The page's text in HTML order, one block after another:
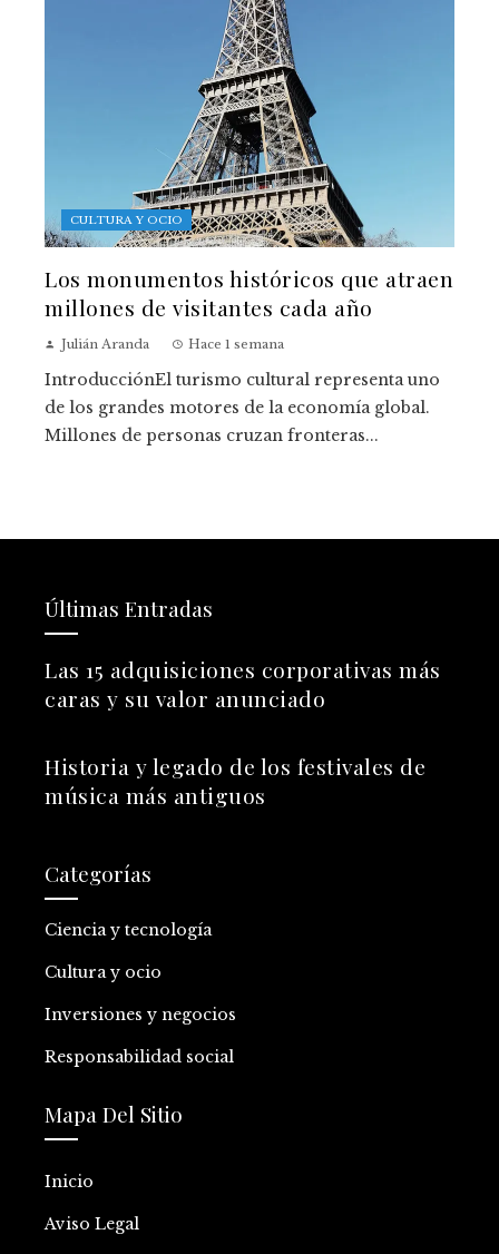
CULTURA Y OCIO
Los monumentos históricos que atraen
millones de visitantes cada año
Julián Aranda Hace 1 semana
IntroducciónEl turismo cultural representa uno
de los grandes motores de la economía global.
Millones de personas cruzan fronteras...
Últimas Entradas
Las 15 adquisiciones corporativas más
caras y su valor anunciado
Historia y legado de los festivales de
música más antiguos
Categorías
Ciencia y tecnología
Cultura y ocio
Inversiones y negocios
Responsabilidad social
Mapa Del Sitio
Inicio
Aviso Legal